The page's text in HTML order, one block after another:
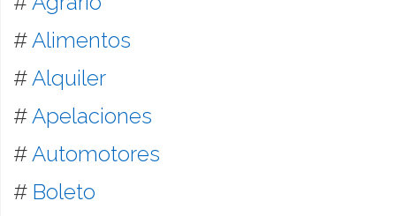
#Alimentos
#Alquiler
#Apelaciones
#Automotores
# Boleto